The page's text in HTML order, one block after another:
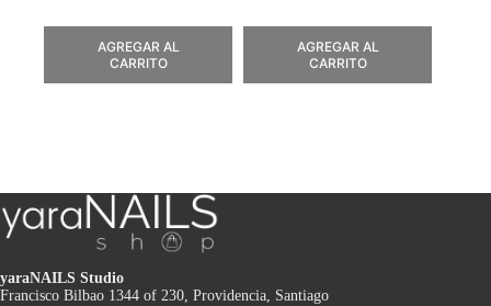
AGREGAR AL
CARRITO
AGREGAR AL
CARRITO
yaraNAILS Studio
Francisco Bilbao 1344 of 230, Providencia, Santiago